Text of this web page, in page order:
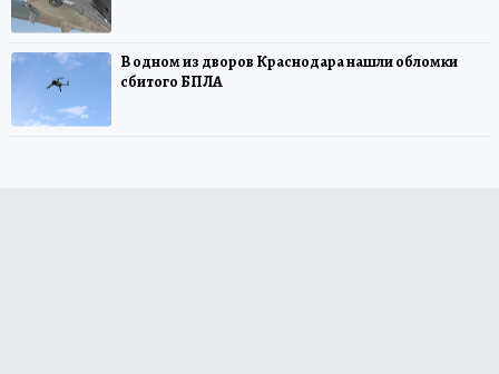
В одном из дворов Краснодара нашли обломки
сбитого БПЛА